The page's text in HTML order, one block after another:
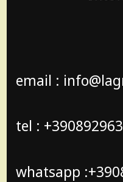
email :
tel :
whatsapp